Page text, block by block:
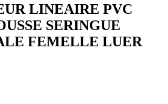
LINEAIRE PVC
SERINGUE
FEMELLE LUER